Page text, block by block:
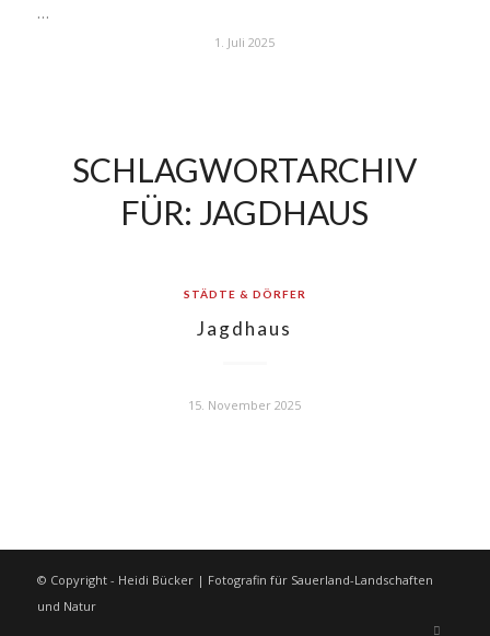
…
1. Juli 2025
SCHLAGWORTARCHIV
FÜR: JAGDHAUS
STÄDTE & DÖRFER
Jagdhaus
15. November 2025
© Copyright - Heidi Bücker | Fotografin für Sauerland-Landschaften
und Natur